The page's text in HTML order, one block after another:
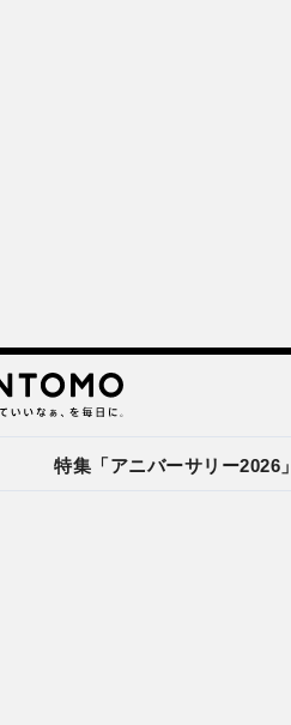
特集「アニバーサリー2026」